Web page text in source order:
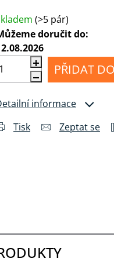
Anténní
kabely
a
drobné
příslušenství
(>5 pár)
doručit do:
PŘIDAT
informace
Tisk
Zeptat se